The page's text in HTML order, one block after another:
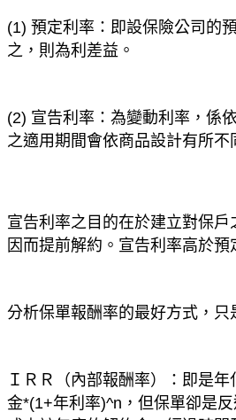
(1) 預定利率：即設保險公司的
之，則為利差益。
(2) 宣告利率：為變動利率，係
之適用期間會依商品設計有所不
宣告利率之目的在於建立對保
因而提前解約。宣告利率高於
分析保單報酬率的最好方式，
ＩＲＲ（內部報酬率）：即是
金*(1+年利率)^n，但保單卻是